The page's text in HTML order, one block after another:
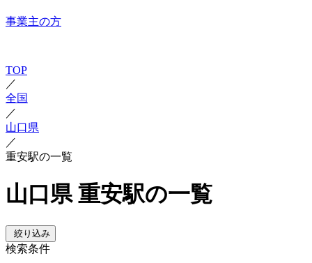
事業主の方
TOP
／
全国
／
山口県
／
重安駅の一覧
山口県 重安駅の一覧
絞り込み
検索条件